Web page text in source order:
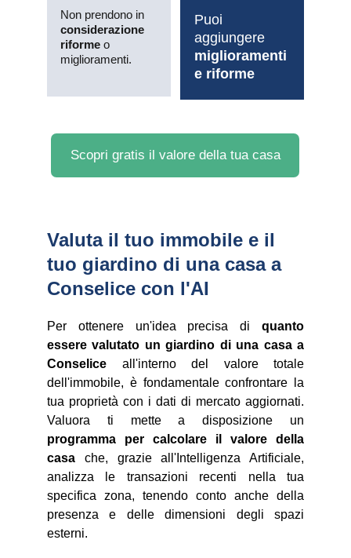
Scopri gratis il valore della tua casa
Non prendono in
considerazione
riforme o
miglioramenti.
Puoi
aggiungere
miglioramenti
e riforme
Valuta il tuo immobile e il
tuo giardino di una casa a
Conselice con l'AI
Per ottenere un'idea precisa di quanto
essere valutato un giardino di una casa a
Conselice all'interno del valore totale
dell'immobile, è fondamentale confrontare la
tua proprietà con i dati di mercato aggiornati.
Valuora ti mette a disposizione un
programma per calcolare il valore della
casa che, grazie all'Intelligenza Artificiale,
analizza le transazioni recenti nella tua
specifica zona, tenendo conto anche della
presenza e delle dimensioni degli spazi
esterni.